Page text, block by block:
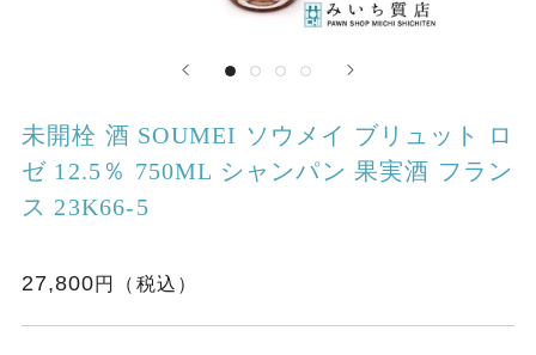
未開栓 酒 SOUMEI ソウメイ ブリュット ロ
ゼ 12.5％ 750ML シャンパン 果実酒 フラン
ス 23K66-5
27,800